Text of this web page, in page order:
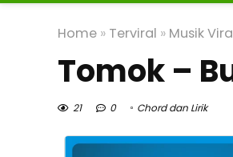
Home » Terviral » Musik
Tomok –
21 0 Chord dan Lirik